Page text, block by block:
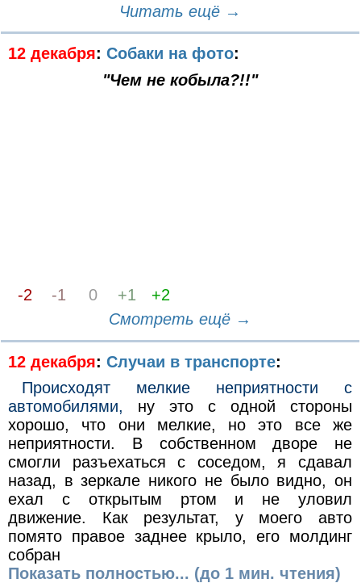
Читать ещё →
12 декабря: Собаки на фото:
"Чем не кобыла?!!"
-2 -1 0 +1
+2
Смотреть ещё →
12 декабря: Случаи в транспорте:
Происходят мелкие неприятности с
автомобилями, ну это с одной стороны
хорошо, что они мелкие, но это все же
неприятности. В собственном дворе не
смогли разъехаться с соседом, я сдавал
назад, в зеркале никого не было видно, он
ехал с открытым ртом и не уловил
движение. Как результат, у моего авто
помято правое заднее крыло, его молдинг
собран
Показать полностью... (до 1 мин. чтения)